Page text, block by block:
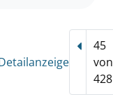
45
von
428